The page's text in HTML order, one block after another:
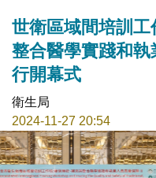
世衛區域間培訓
整合醫學實踐和
行開幕式
衛生局
2024-11-27 20:54